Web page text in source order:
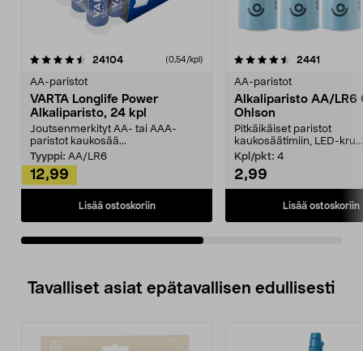
24104arvostelut(0,54/kpl)
AA-paristot
VARTA Longlife Power
Alkaliparisto, 24 kpl
Joutsenmerkityt AA- tai AAA-
paristot kaukosää...
Tyyppi: AA/LR6
12,99
Lisää ostoskoriin
4.5viidestä
2441
AA-paristot
Alkaliparisto AA/LR6
Ohlson
Pitkäikäiset paristot
kaukosäätimiin, LED-kru...
Kpl/pkt: 4
2,99
Lisää ostoskoriin
4.5viidestä
Tavalliset asiat epätavallisen edullisesti